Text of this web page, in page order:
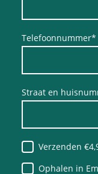
Telefoonnummer*
Straat en
Verzenden
Ophalen in